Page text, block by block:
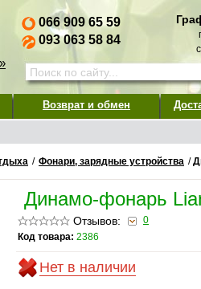
066 909 65 59
093 063 58 84
Возврат и обмен
/ Фонари, зарядные устройства /
Динамо-фонарь
Отзывов:
0
Код товара: 2386
Нет в наличии